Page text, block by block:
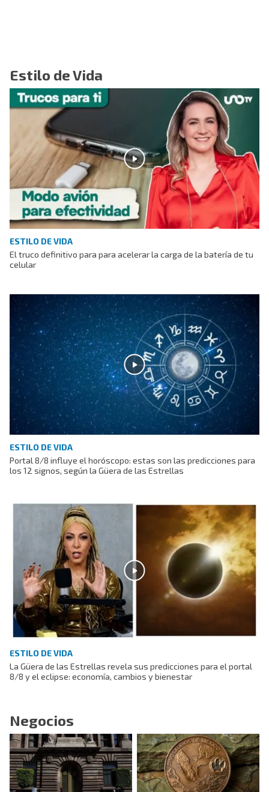
Estilo de Vida
ESTILO DE VIDA
El truco definitivo para para acelerar la carga de la batería de tu
celular
ESTILO DE VIDA
Portal 8/8 influye el horóscopo: estas son las predicciones para
los 12 signos, según la Güera de las Estrellas
ESTILO DE VIDA
La Güera de las Estrellas revela sus predicciones para el portal
8/8 y el eclipse: economía, cambios y bienestar
Negocios